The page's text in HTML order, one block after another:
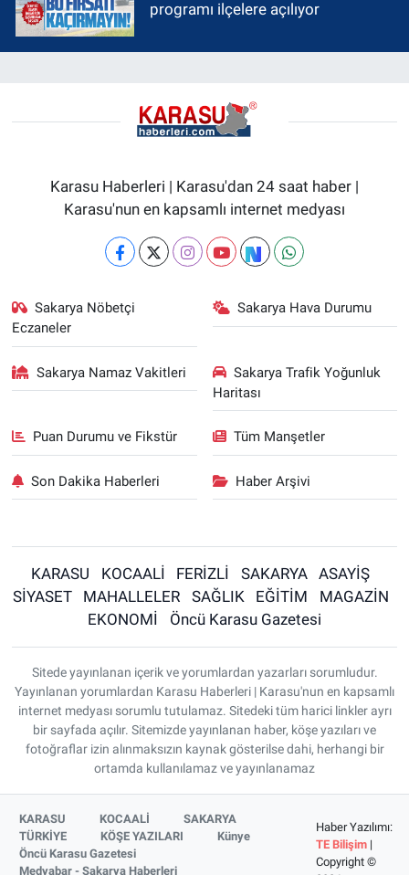
programı ilçelere açılıyor
Karasu Haberleri | Karasu'dan 24 saat haber |
Karasu'nun en kapsamlı internet medyası
Sakarya Nöbetçi
Eczaneler
Sakarya Hava Durumu
Sakarya Namaz Vakitleri
Sakarya Trafik Yoğunluk
Haritası
Puan Durumu ve Fikstür Tüm Manşetler
Son Dakika Haberleri Haber Arşivi
KARASU KOCAALİ FERİZLİ SAKARYA
ASAYİŞ
SİYASET
MAHALLELER SAĞLIK EĞİTİM
MAGAZİN
EKONOMİ
Öncü Karasu Gazetesi
Sitede yayınlanan içerik ve yorumlardan yazarları sorumludur.
Yayınlanan yorumlardan Karasu Haberleri | Karasu'nun en kapsamlı
internet medyası sorumlu tutulamaz. Sitedeki tüm harici linkler ayrı
bir sayfada açılır. Sitemizde yayınlanan haber, köşe yazıları ve
fotoğraflar izin alınmaksızın kaynak gösterilse dahi, herhangi bir
ortamda kullanılamaz ve yayınlanamaz
KARASU KOCAALİ
SAKARYA
TÜRKİYE
KÖŞE YAZILARI
Künye
Öncü Karasu Gazetesi
Medyabar - Sakarya Haberleri
Haber Yazılımı:
TE Bilişim|
Copyright ©